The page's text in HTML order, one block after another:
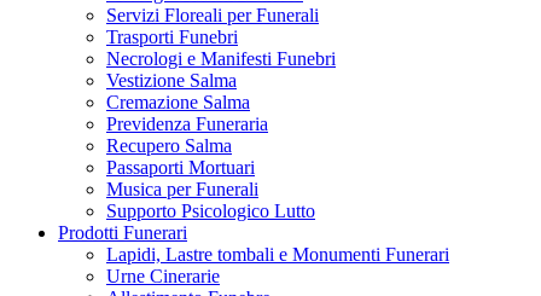
Servizi Floreali per Funerali
Trasporti Funebri
Necrologi e Manifesti Funebri
Vestizione Salma
Cremazione Salma
Previdenza Funeraria
Recupero Salma
Passaporti Mortuari
Musica per Funerali
Supporto Psicologico Lutto
Prodotti Funerari
Lapidi, Lastre tombali e Monumenti Funerari
Urne Cinerarie